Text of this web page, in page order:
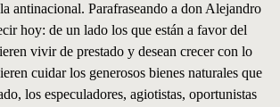
antinacional. Parafraseando a don Alejandro
hoy: de un lado los que están a favor del
vivir de prestado y desean crecer con lo
cuidar los generosos bienes naturales que
los especuladores, agiotistas, oportunistas